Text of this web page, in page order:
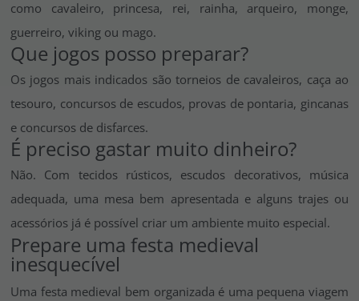
como cavaleiro, princesa, rei, rainha, arqueiro, monge,
guerreiro, viking ou mago.
Que jogos posso preparar?
Os jogos mais indicados são torneios de cavaleiros, caça ao
tesouro, concursos de escudos, provas de pontaria, gincanas
e concursos de disfarces.
É preciso gastar muito dinheiro?
Não. Com tecidos rústicos, escudos decorativos, música
adequada, uma mesa bem apresentada e alguns trajes ou
acessórios já é possível criar um ambiente muito especial.
Prepare uma festa medieval
inesquecível
Uma festa medieval bem organizada é uma pequena viagem